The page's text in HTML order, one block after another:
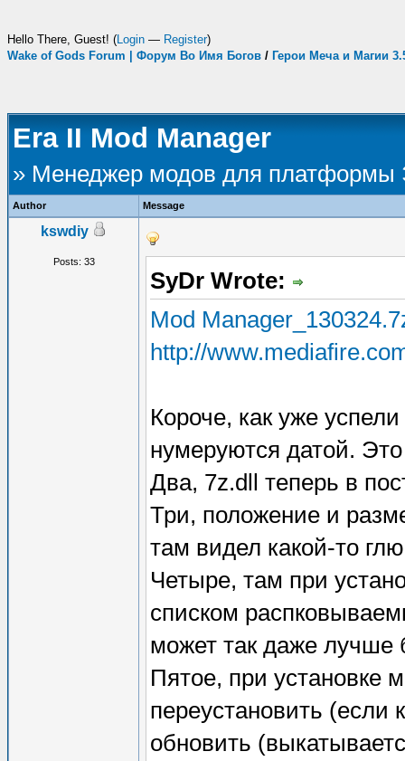
Hello There, Guest! (Login — Register)
Wake of Gods Forum | Форум Во Имя Богов / Герои Меча и Магии
Era II Mod Manager
» Менеджер модов для платформы
Author Message
kswdiy
Posts: 33
SyDr Wrote:
Mod
http://
Короче, как уже
нумеруются датой.
Два, 7z.dll теперь в
Три, положение и
там видел какой-то
Четыре, там при
списком
может так даже лучше
Пятое, при установке
переустановить (если
обновить